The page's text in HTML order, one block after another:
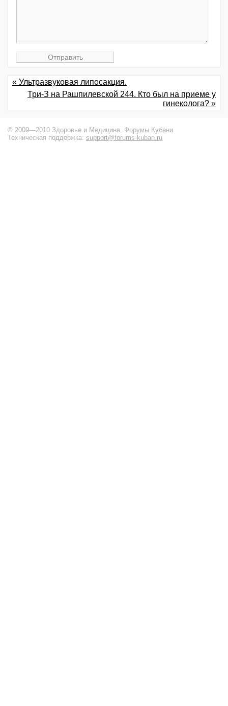
« Ультразвуковая липосакция.
Три-З на Рашпилевской 244. Кто был на приеме у
гинеколога? »
© 2009—2010 Здоровье и Медицина, Форумы Кубани.
Техническая поддержка: support@forums-kuban.ru